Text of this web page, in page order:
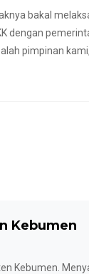
bakal
dengan
pimpinan
Kebumen
Kebumen.